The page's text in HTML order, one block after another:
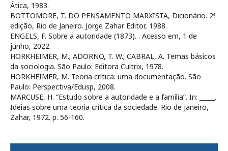
Ática, 1983.
BOTTOMORE, T. DO PENSAMENTO MARXISTA, Dicionário. 2ª
edição, Rio de Janeiro. Jorge Zahar Editor, 1988.
ENGELS, F. Sobre a autoridade (1873). . Acesso em, 1 de
junho, 2022.
HORKHEIMER, M.; ADORNO, T. W.; CABRAL, A. Temas básicos
da sociologia. São Paulo: Editora Cultrix, 1978.
HORKHEIMER, M. Teoria crítica: uma documentação. São
Paulo: Perspectiva/Edusp, 2008.
MARCUSE, H. “Estudo sobre a autoridade e a família”. In: _____.
Ideias sobre uma teoria crítica da sociedade. Rio de Janeiro,
Zahar, 1972. p. 56-160.